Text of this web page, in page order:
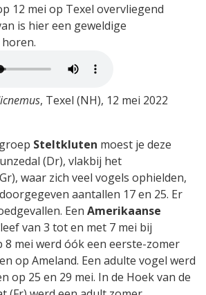
12 mei op Texel overvliegend
is hier een geweldige
, Texel (NH), 12 mei 2022
Steltkluten moest je deze
(Dr), vlakbij het
waar zich veel vogels ophielden,
aantallen 17 en 25. Er
Een Amerikaanse
van 3 tot en met 7 mei bij
8 mei werd óók een eerste-zomer
op Ameland. Een adulte vogel werd
op 25 en 29 mei. In de Hoek van de